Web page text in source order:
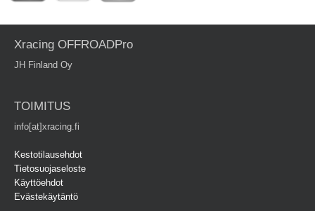
Xracing OFFROADPro
JH Finland Oy
TOIMITUS
info[at]xracing.fi
Kestotilausehdot
Tietosuojaseloste
Käyttöehdot
Evästekäytäntö